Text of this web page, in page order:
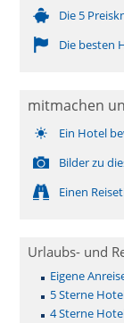
Die 5
Die besten
mitmachen
Ein Hotel
Bilder zu
Einen
Urlaubs- und
Eigene
5 Sterne
4 Sterne